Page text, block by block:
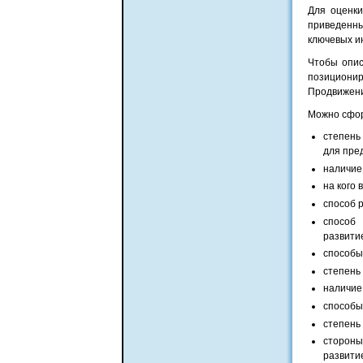
Для
ключевых
Чтобы
Можно
для
на кого
способ
способ